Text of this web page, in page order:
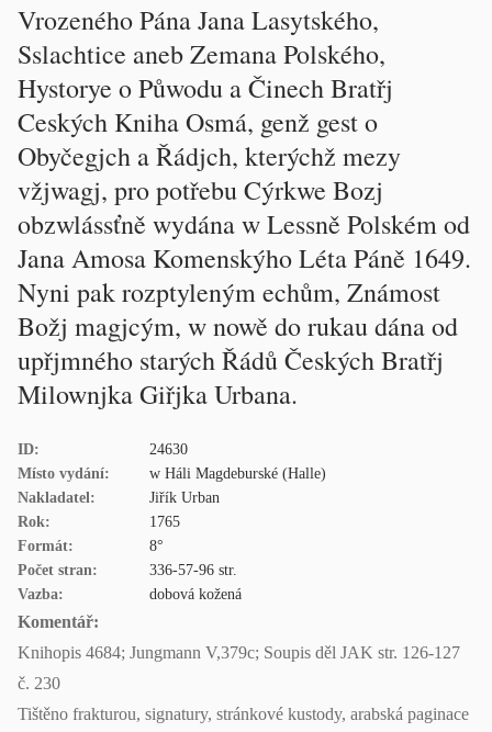
Vrozeného Pána Jana Lasytského,
Sslachtice aneb Zemana Polského,
Hystorye o Půwodu a Činech Bratřj
Ceských Kniha Osmá, genž gest o
Obyčegjch a Řádjch, kterýchž mezy
vžjwagj, pro potřebu Cýrkwe Bozj
obzwlássťně wydána w Lessně Polském od
Jana Amosa Komenskýho Léta Páně 1649.
Nyni pak rozptyleným echům, Známost
Božj magjcým, w nowě do rukau dána od
upřjmného starých Řádů Českých Bratřj
Milownjka Giřjka Urbana.
ID:
24630
Místo vydání:
w Háli Magdeburské (Halle)
Nakladatel:
Jiřík Urban
Rok:
1765
Formát:
8°
Počet stran:
336-57-96 str.
Vazba:
dobová kožená
Komentář:
Knihopis 4684; Jungmann V,379c; Soupis děl JAK str. 126-127
č. 230
Tištěno frakturou, signatury, stránkové kustody, arabská paginace